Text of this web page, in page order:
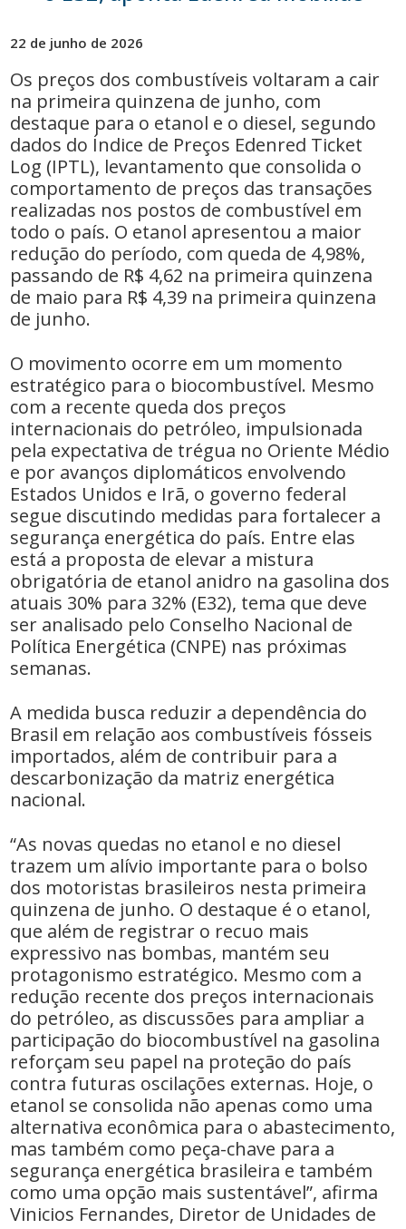
22 de junho de 2026
Os preços dos combustíveis voltaram a cair
na primeira quinzena de junho, com
destaque para o etanol e o diesel, segundo
dados do Índice de Preços Edenred Ticket
Log (IPTL), levantamento que consolida o
comportamento de preços das transações
realizadas nos postos de combustível em
todo o país. O etanol apresentou a maior
redução do período, com queda de 4,98%,
passando de R$ 4,62 na primeira quinzena
de maio para R$ 4,39 na primeira quinzena
de junho.
O movimento ocorre em um momento
estratégico para o biocombustível. Mesmo
com a recente queda dos preços
internacionais do petróleo, impulsionada
pela expectativa de trégua no Oriente Médio
e por avanços diplomáticos envolvendo
Estados Unidos e Irã, o governo federal
segue discutindo medidas para fortalecer a
segurança energética do país. Entre elas
está a proposta de elevar a mistura
obrigatória de etanol anidro na gasolina dos
atuais 30% para 32% (E32), tema que deve
ser analisado pelo Conselho Nacional de
Política Energética (CNPE) nas próximas
semanas.
A medida busca reduzir a dependência do
Brasil em relação aos combustíveis fósseis
importados, além de contribuir para a
descarbonização da matriz energética
nacional.
“As novas quedas no etanol e no diesel
trazem um alívio importante para o bolso
dos motoristas brasileiros nesta primeira
quinzena de junho. O destaque é o etanol,
que além de registrar o recuo mais
expressivo nas bombas, mantém seu
protagonismo estratégico. Mesmo com a
redução recente dos preços internacionais
do petróleo, as discussões para ampliar a
participação do biocombustível na gasolina
reforçam seu papel na proteção do país
contra futuras oscilações externas. Hoje, o
etanol se consolida não apenas como uma
alternativa econômica para o abastecimento,
mas também como peça-chave para a
segurança energética brasileira e também
como uma opção mais sustentável”, afirma
Vinicios Fernandes, Diretor de Unidades de